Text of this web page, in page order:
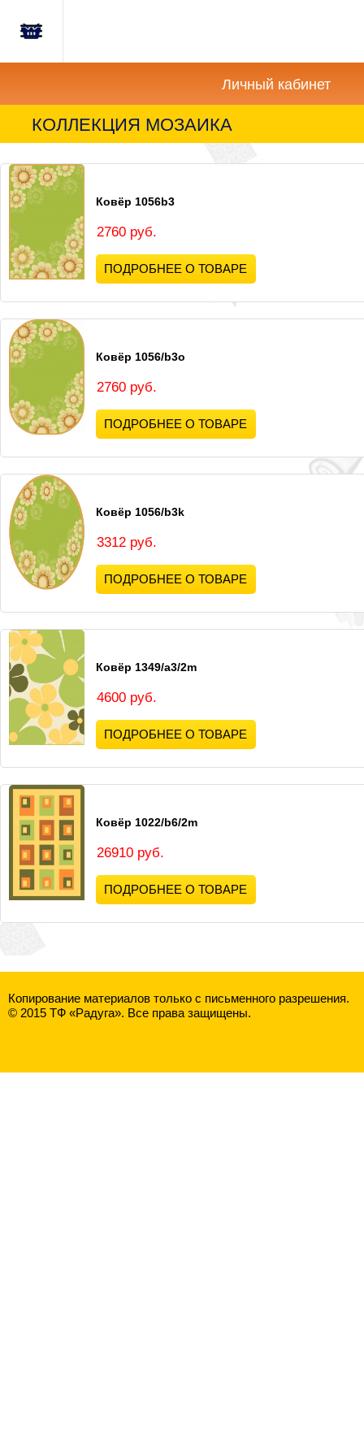
Главная
Новости
Акции
Как
купить?
Вопросы-
Отзывы
Контакты
Корзина
Личный кабинет
КОЛЛЕКЦИЯ МОЗАИКА
Ковёр 1056b3
2760 руб.
ПОДРОБНЕЕ О ТОВАРЕ
Ковёр 1056/b3o
2760 руб.
ПОДРОБНЕЕ О ТОВАРЕ
Ковёр 1056/b3k
3312 руб.
ПОДРОБНЕЕ О ТОВАРЕ
Ковёр 1349/a3/2m
4600 руб.
ПОДРОБНЕЕ О ТОВАРЕ
Ковёр 1022/b6/2m
26910 руб.
ПОДРОБНЕЕ О ТОВАРЕ
Копирование материалов только с письменного разрешения.
© 2015 ТФ «Радуга». Все права защищены.